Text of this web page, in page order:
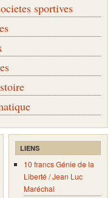
sportives
LIENS
10 francs Génie de la
Liberté / Jean Luc
Maréchal